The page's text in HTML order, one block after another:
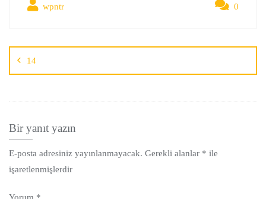
wpntr 0
14
Bir yanıt yazın
E-posta adresiniz yayınlanmayacak. Gerekli alanlar * ile
işaretlenmişlerdir